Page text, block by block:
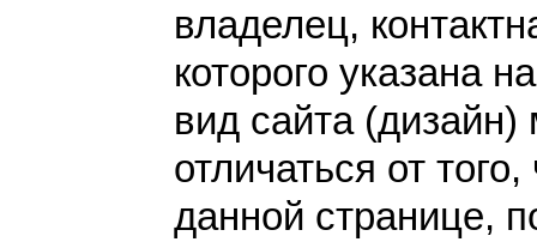
владелец,
которого указана
вид сайта (дизайн)
отличаться от
данной странице,